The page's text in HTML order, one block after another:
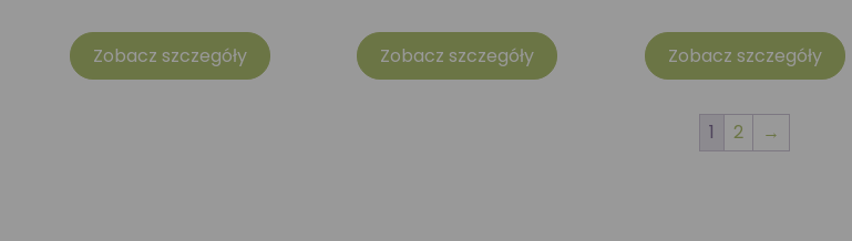
Zobacz szczegóły Zobacz szczegóły Zobacz szczegóły
1 2 →